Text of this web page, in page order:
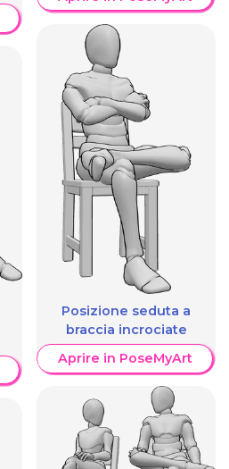
Posizione seduta a
braccia incrociate
Aprire in PoseMyArt